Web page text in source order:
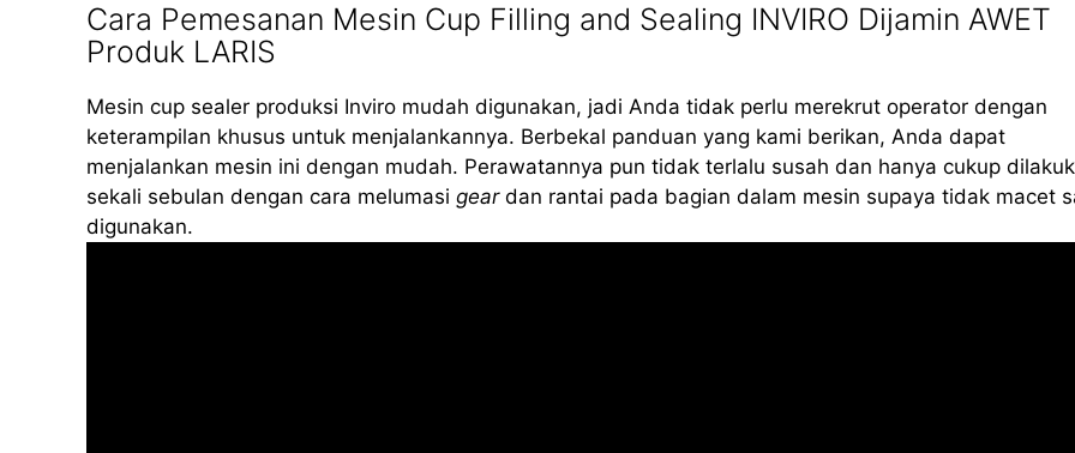
Cara Pemesanan Mesin Cup Filling and Sealing INVIRO Dijamin AWET
Produk LARIS
Mesin cup sealer produksi Inviro mudah digunakan, jadi Anda tidak perlu merekrut operator dengan
keterampilan khusus untuk menjalankannya. Berbekal panduan yang kami berikan, Anda dapat
menjalankan mesin ini dengan mudah. Perawatannya pun tidak terlalu susah dan hanya cukup
sekali sebulan dengan cara melumasi geardan rantai pada bagian dalam mesin supaya tidak macet
digunakan.